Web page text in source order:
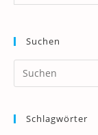
Suchen
Schlagwörter